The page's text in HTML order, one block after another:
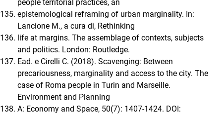
people territorial practices, an
epistemological reframing of urban marginality. In:
Lancione M., a cura di, Rethinking
life at margins. The assemblage of contexts, subjects
and politics. London: Routledge.
Ead. e Cirelli C. (2018). Scavenging: Between
precariousness, marginality and access to the city. The
case of Roma people in Turin and Marseille.
Environment and Planning
A: Economy and Space, 50(7): 1407-1424. DOI: